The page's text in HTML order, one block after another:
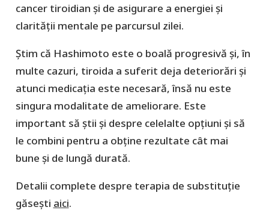
cancer tiroidian și de asigurare a energiei și
clarității mentale pe parcursul zilei.
Știm că Hashimoto este o boală progresivă și, în
multe cazuri, tiroida a suferit deja deteriorări și
atunci medicația este necesară, însă nu este
singura modalitate de ameliorare. Este
important să știi și despre celelalte opțiuni și să
le combini pentru a obține rezultate cât mai
bune și de lungă durată.
Detalii complete despre terapia de substituție
găsești aici.